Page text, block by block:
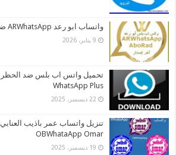
واتساب ابو رعد ARWhatsApp ضد الحظر 2026 اخر اصدار
9 يناير، 2026
WhatsApp Plus
22 ديسمبر، 2025
OBWhataApp Omar
19 ديسمبر، 2025